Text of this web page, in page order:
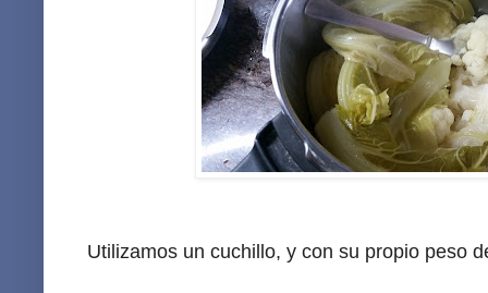
Utilizamos un cuchillo, y con su propio peso